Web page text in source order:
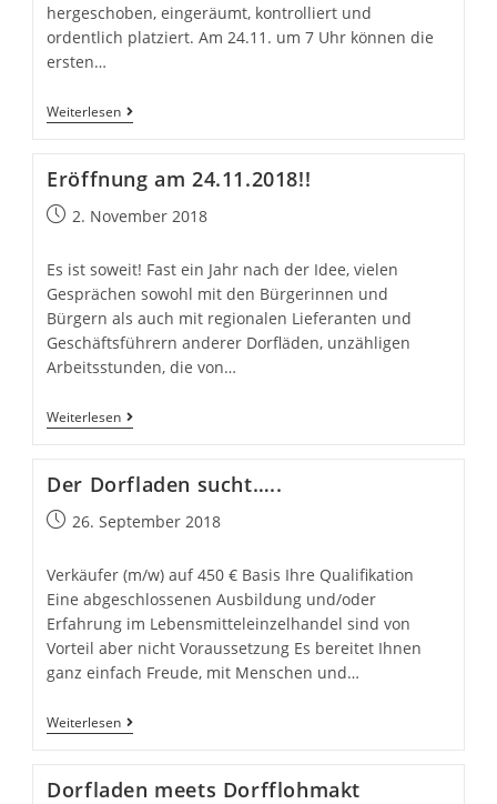
hergeschoben, eingeräumt, kontrolliert und
ordentlich platziert. Am 24.11. um 7 Uhr können die
ersten…
Weiterlesen Nur
Woche….
Eröffnung am 24.11.2018!!
Beitrag2. November 2018
Es ist soweit! Fast ein Jahr nach der Idee, vielen
Gesprächen sowohl mit den Bürgerinnen und
Bürgern als auch mit regionalen Lieferanten und
Geschäftsführern anderer Dorfläden, unzähligen
Arbeitsstunden, die von…
Weiterlesen Eröffnung
Der Dorfladen sucht…..
Beitrag26. September 2018
Verkäufer (m/w) auf 450 € Basis Ihre Qualifikation
Eine abgeschlossenen Ausbildung und/oder
Erfahrung im Lebensmitteleinzelhandel sind von
Vorteil aber nicht Voraussetzung Es bereitet Ihnen
ganz einfach Freude, mit Menschen und…
Weiterlesen Der
Dorfladen meets Dorfflohmakt